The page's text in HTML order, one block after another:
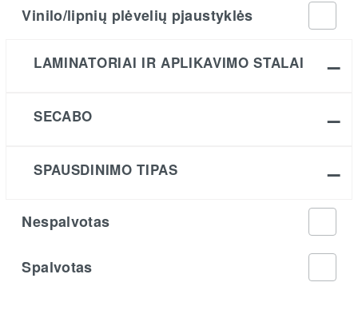
Vinilo/lipnių plėvelių pjaustyklės
LAMINATORIAI IR APLIKAVIMO STALAI
SECABO
SPAUSDINIMO TIPAS
Nespalvotas
Spalvotas